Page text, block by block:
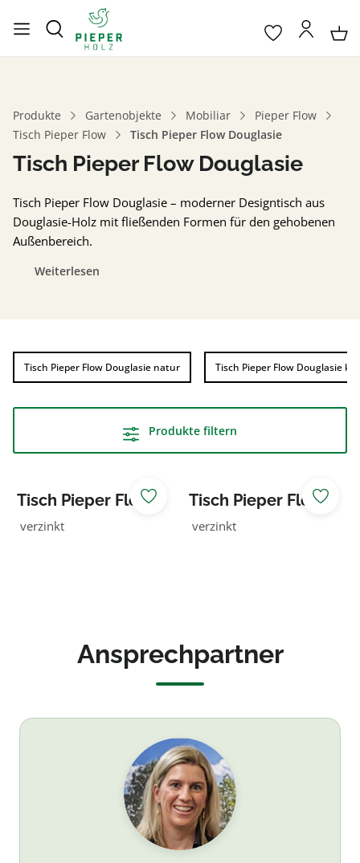
Produkte Gartenobjekte Mobiliar
Pieper Flow
Tisch Pieper Flow
Tisch Pieper Flow Douglasie
Tisch Pieper Flow Douglasie
Tisch Pieper Flow Douglasie – moderner Designtisch aus
Douglasie-Holz mit fließenden Formen für den gehobenen
Außenbereich.
Weiterlesen
Tisch Pieper Flow Douglasie natur Tisch Pieper Flow Douglasie
Produkte filtern
Tisch Pieper Flow
Douglasie kdi
verzinkt
Tisch Pieper Flow
Douglasie
verzinkt
Ansprechpartner